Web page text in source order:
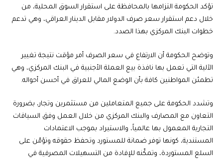
تؤكد الحكومة التزامها بالمحافظة على استقرار السوق المحلية، من
خلال دعم استقرار سعر صرف الدولار مقابل الدينار العراقي، وهي تدعم
خطوات البنك المركزي بهذا الصدد.
وتوضح الحكومة أن الارتفاع في سعر الصرف أمر مؤقت نتيجة تغيير
الآلية التي تعمل بها نافذة بيع العملة الأجنبية في البنك المركزي، وهي
تطمئن المواطنين كافة بأن الوضع المالي للعراق في أحسن أحواله.
وتشدد الحكومة على جميع المتعاملين من مستثمرين وتجار، بضرورة
التعاون مع المصارف والبنك المركزي من خلال العمل وفق السياقات
التجارية المعمول بها عالمياً، والاستيراد بموجب الاعتمادات
المستندية، كونها توفر ضمانة للمستورد وتحفظ حقوقه وتؤمّن على
السلع المستوردة، وتمكّنه للإفادة من التسهيلات المصرفية في